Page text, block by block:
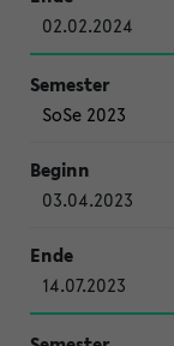
02.02.2024
SoSe 2023
03.04.2023
14.07.2023